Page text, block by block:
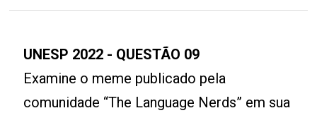
UNESP 2022 - QUESTÃO 09
Examine o meme publicado pela
comunidade “The Language Nerds” em sua